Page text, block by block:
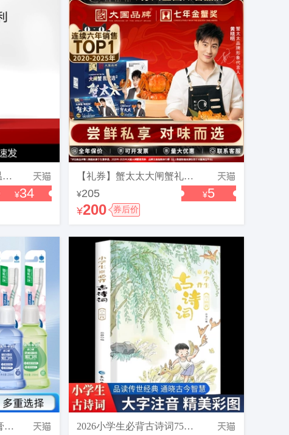
Kans/韩束硫磺洁面控油温和清洁收缩毛孔祛痘男女氨基酸洗面奶
¥34
【礼券】蟹太太大闸蟹礼券蟹卡定制礼品卡提货卡螃蟹券团购提货券
¥205 ¥5
¥200 券后价
【推荐4支】云南白药牙膏益生菌清新留兰薄荷护龈官方旗舰店t 2026小学生必背古诗词75首十80首必备小学生人教版一到六年级语文文言文小学生必背古诗词文学常识全解一本通阅读与训练古诗文诵读